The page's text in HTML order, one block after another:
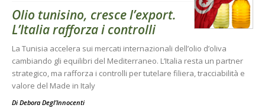
Olio tunisino, cresce l’export.
L’Italia rafforza i controlli
La Tunisia accelera sui mercati internazionali dell’olio d’oliva
cambiando gli equilibri del Mediterraneo. L’Italia resta un partner
strategico, ma rafforza i controlli per tutelare filiera, tracciabilità e
valore del Made in Italy
Di Debora Degl’Innocenti